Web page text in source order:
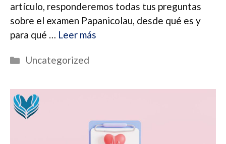
artículo, responderemos todas tus preguntas
sobre el examen Papanicolau, desde qué es y
para qué … Leer más
Categorías
Uncategorized